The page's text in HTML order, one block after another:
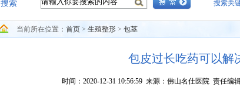
搜索 搜索关
当前所在位置： 首页 > 生殖整形 > 包茎
包皮过长吃药可以解
时间：2020-12-31 10:56:59 来源：佛山名仕医院 责任